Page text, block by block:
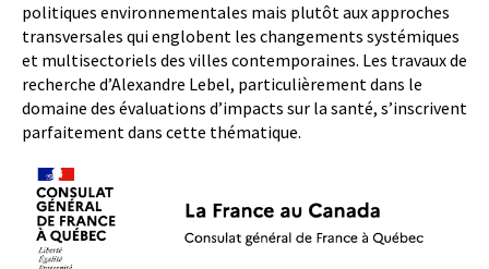
politiques environnementales mais plutôt aux approches
transversales qui englobent les changements systémiques
et multisectoriels des villes contemporaines. Les travaux de
recherche d’Alexandre Lebel, particulièrement dans le
domaine des évaluations d’impacts sur la santé, s’inscrivent
parfaitement dans cette thématique.